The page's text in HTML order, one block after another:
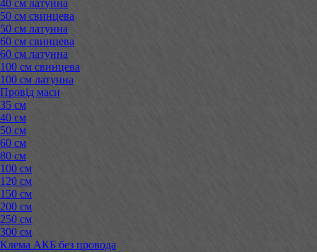
40 см латунна
50 см свинцева
50 см латунна
60 см свинцева
60 см латунна
100 см свинцева
100 см латунна
Провід маси
35 см
40 см
50 см
60 см
80 см
100 см
120 см
150 см
200 см
250 см
300 см
Клема АКБ без провода